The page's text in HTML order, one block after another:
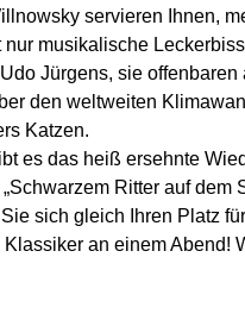
servieren Ihnen,
nur musikalische
Jürgens, sie
den weltweiten
Katzen.
es das heiß ersehnte
Ritter auf dem
sich gleich Ihren Platz
an einem Abend!